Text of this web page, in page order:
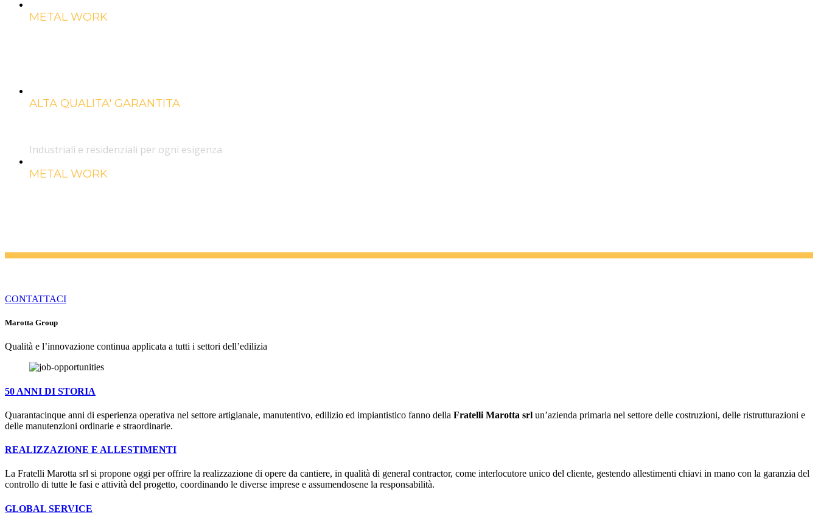
METAL WORK
ALTA QUALITA' GARANTITA
Industriali e residenziali per ogni esigenza
METAL WORK
CONTATTACI
Marotta Group
Qualità e l’innovazione continua applicata a tutti i settori dell’edilizia
50 ANNI DI STORIA
Quarantacinque anni di esperienza operativa nel settore artigianale, manutentivo, edilizio ed impiantistico fanno della Fratelli Marotta srl un’azienda primaria nel settore delle costruzioni, delle ristrutturazioni e
delle manutenzioni ordinarie e straordinarie.
REALIZZAZIONE E ALLESTIMENTI
La Fratelli Marotta srl si propone oggi per offrire la realizzazione di opere da cantiere, in qualità di general contractor, come interlocutore unico del cliente, gestendo allestimenti chiavi in mano con la garanzia del
controllo di tutte le fasi e attività del progetto, coordinando le diverse imprese e assumendosene la responsabilità.
GLOBAL SERVICE